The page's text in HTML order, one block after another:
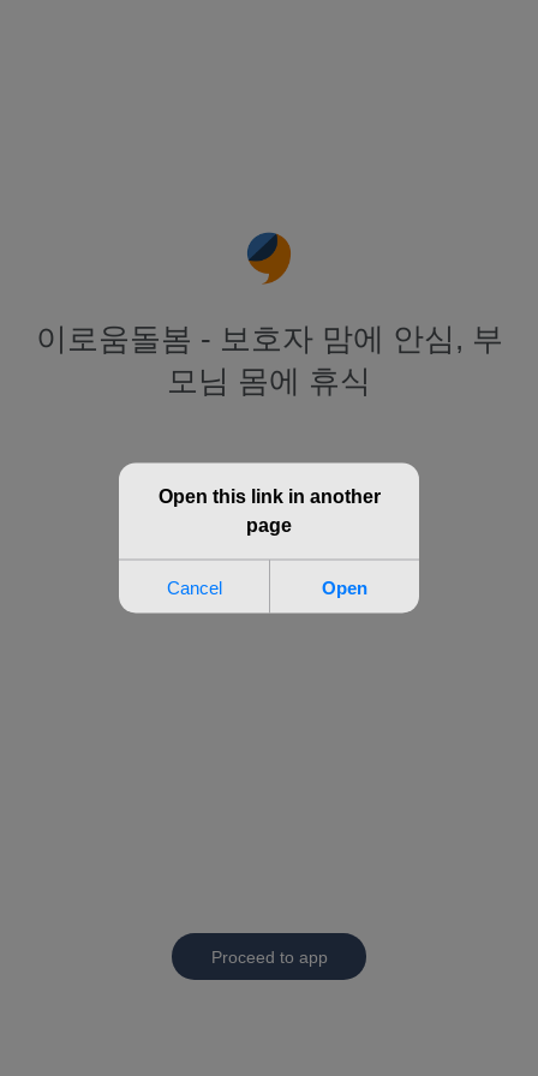
이로움돌봄 - 보호자 맘에 안심, 부
모님 몸에 휴식
Proceed to app